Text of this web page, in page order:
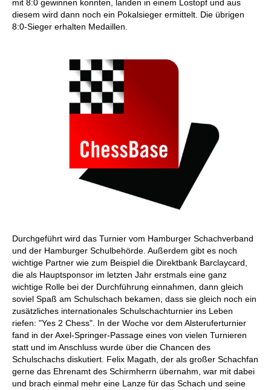
mit 8:0 gewinnen konnten, landen in einem Lostopf und aus
diesem wird dann noch ein Pokalsieger ermittelt. Die übrigen
8:0-Sieger erhalten Medaillen.
Durchgeführt wird das Turnier vom Hamburger Schachverband
und der Hamburger Schulbehörde. Außerdem gibt es noch
wichtige Partner wie zum Beispiel die Direktbank Barclaycard,
die als Hauptsponsor im letzten Jahr erstmals eine ganz
wichtige Rolle bei der Durchführung einnahmen, dann gleich
soviel Spaß am Schulschach bekamen, dass sie gleich noch ein
zusätzliches internationales Schulschachturnier ins Leben
riefen: "Yes 2 Chess". In der Woche vor dem Alsteruferturnier
fand in der Axel-Springer-Passage eines von vielen Turnieren
statt und im Anschluss wurde über die Chancen des
Schulschachs diskutiert. Felix Magath, der als großer Schachfan
gerne das Ehrenamt des Schirmherrn übernahm, war mit dabei
und brach einmal mehr eine Lanze für das Schach und seine